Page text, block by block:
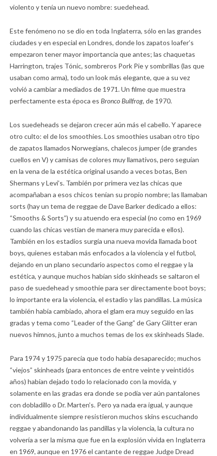
violento y tenía un nuevo nombre: suedehead.
Este fenómeno no se dio en toda Inglaterra, sólo en las grandes
ciudades y en especial en Londres, donde los zapatos loafer’s
empezaron tener mayor importancia que antes; las chaquetas
Harrington, trajes Tónic, sombreros Pork Pie y sombrillas (las que
usaban como arma), todo un look más elegante, que a su vez
volvió a cambiar a mediados de 1971. Un filme que muestra
perfectamente esta época es Bronco Bullfrog, de 1970.
Los suedeheads se dejaron crecer aún más el cabello. Y aparece
otro culto: el de los smoothies. Los smoothies usaban otro tipo
de zapatos llamados Norwegians, chalecos jumper (de grandes
cuellos en V) y camisas de colores muy llamativos, pero seguían
en la vena de la estética original usando a veces botas, Ben
Shermans y Levi’s. También por primera vez las chicas que
acompañaban a esos chicos tenían su propio nombre; las llamaban
sorts (hay un tema de reggae de Dave Barker dedicado a ellos:
“Smooths & Sorts”) y su atuendo era especial (no como en 1969
cuando las chicas vestían de manera muy parecida e ellos).
También en los estadios surgía una nueva movida llamada boot
boys, quienes estaban más enfocados a la violencia y el futbol,
dejando en un plano secundario aspectos como el reggae y la
estética, y aunque muchos habían sido skinheads se saltaron el
paso de suedehead y smoothie para ser directamente boot boys;
lo importante era la violencia, el estadio y las pandillas. La música
también había cambiado, ahora el glam era muy seguido en las
gradas y tema como “Leader of the Gang” de Gary Glitter eran
nuevos himnos, junto a muchos temas de los ex skinheads Slade.
Para 1974 y 1975 parecía que todo había desaparecido; muchos
“viejos” skinheads (para entonces de entre veinte y veintidós
años) habían dejado todo lo relacionado con la movida, y
solamente en las gradas era donde se podía ver aún pantalones
con dobladillo o Dr. Marten’s. Pero ya nada era igual, y aunque
individualmente siempre resistieron muchos skins escuchando
reggae y abandonando las pandillas y la violencia, la cultura no
volvería a ser la misma que fue en la explosión vivida en Inglaterra
en 1969, aunque en 1976 el cantante de reggae Judge Dread